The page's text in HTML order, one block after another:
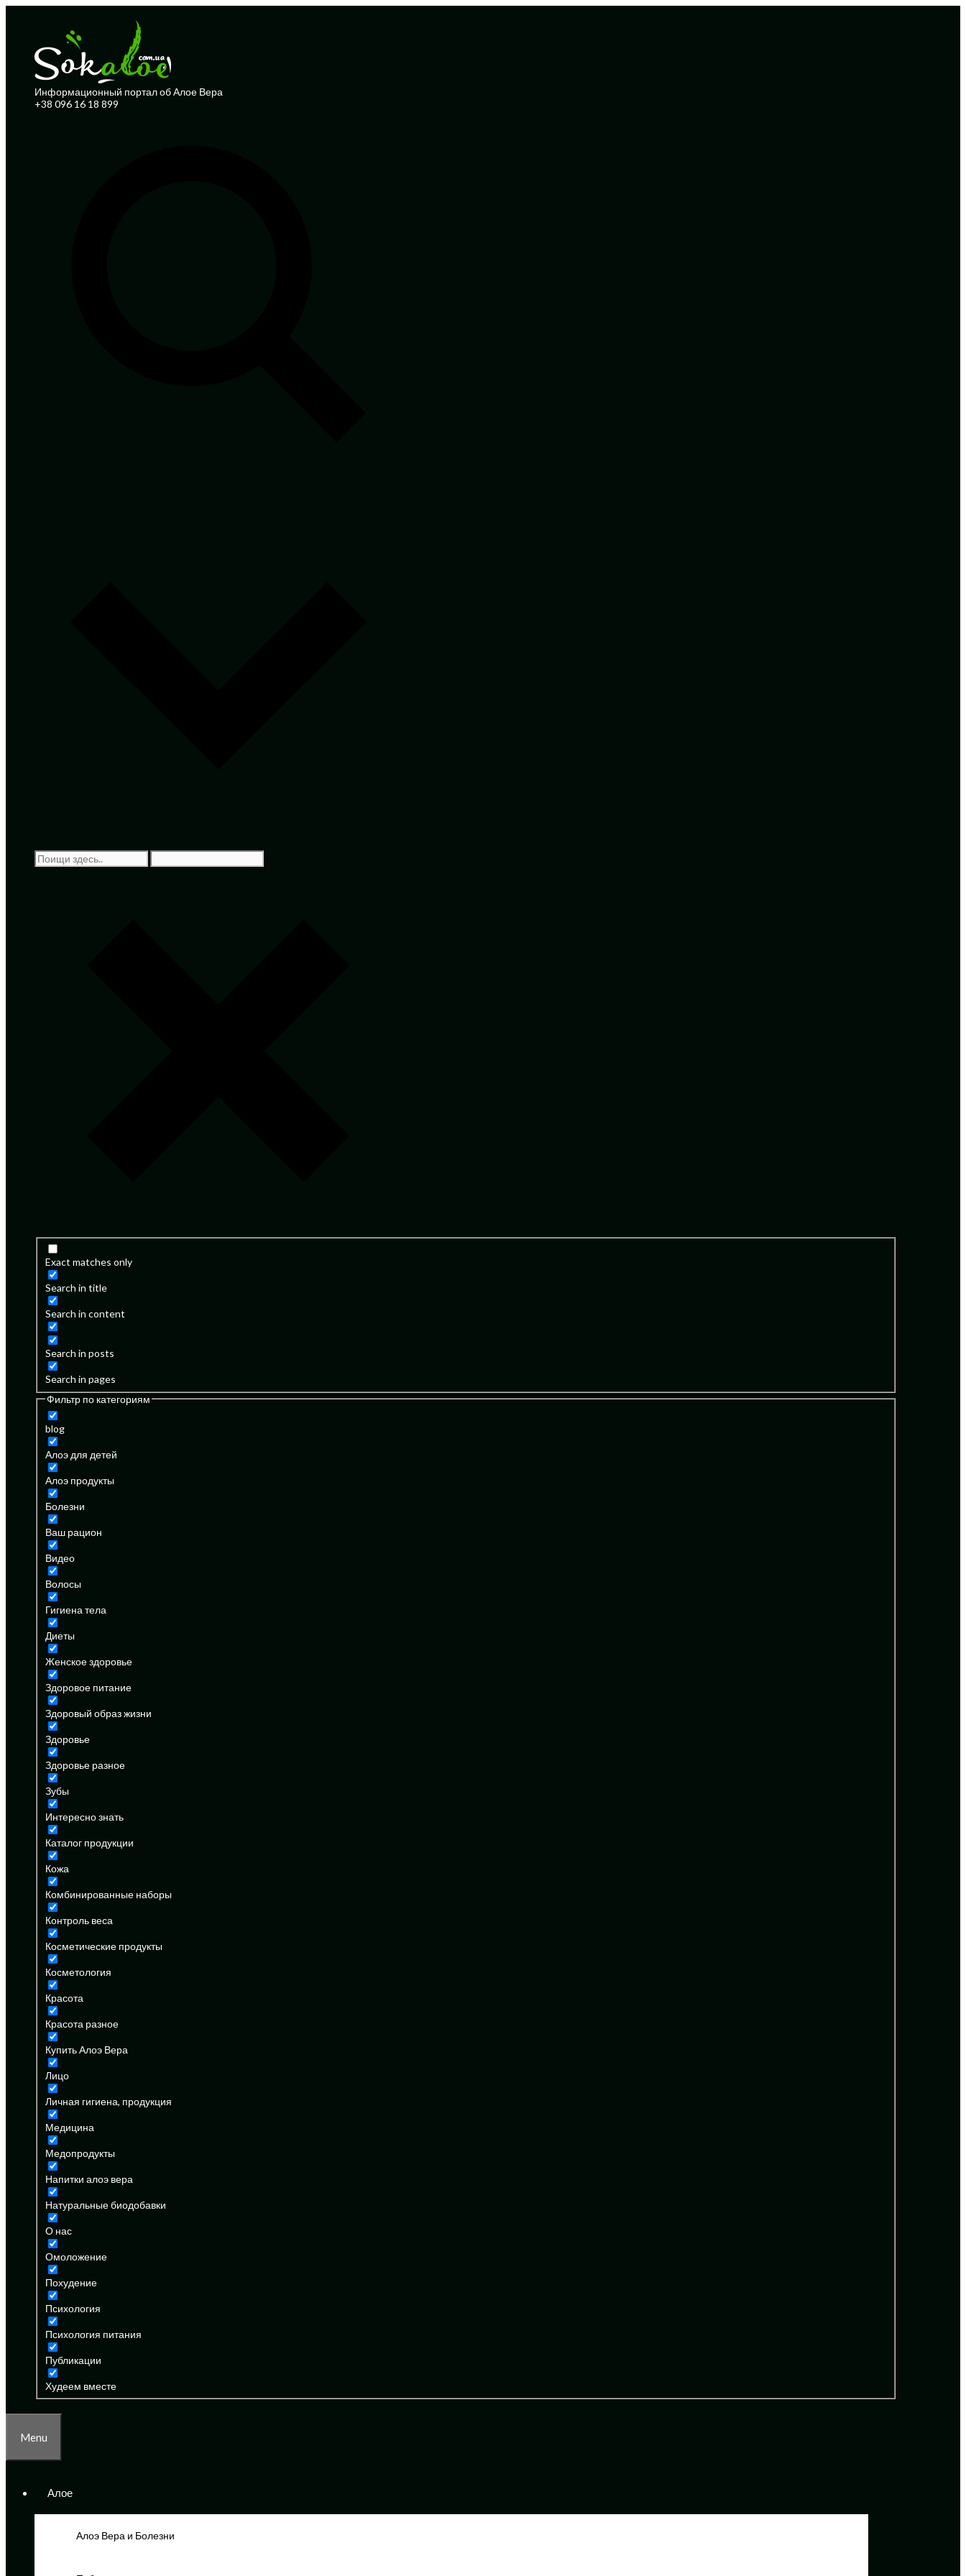
Информационный портал об Алое Вера
+38 096 16 18 899
Exact matches only
Search in title
Search in content
Search in posts
Search in pages
Фильтр по категориям
blog
Алоэ для детей
Алоэ продукты
Болезни
Ваш рацион
Видео
Волосы
Гигиена тела
Диеты
Женское здоровье
Здоровое питание
Здоровый образ жизни
Здоровье
Здоровье разное
Зубы
Интересно знать
Каталог продукции
Кожа
Комбинированные наборы
Контроль веса
Косметические продукты
Косметология
Красота
Красота разное
Купить Алоэ Вера
Лицо
Личная гигиена, продукция
Медицина
Медопродукты
Напитки алоэ вера
Натуральные биодобавки
О нас
Омоложение
Похудение
Психология
Психология питания
Публикации
Худеем вместе
Menu
Алое
Алоэ Вера и Болезни